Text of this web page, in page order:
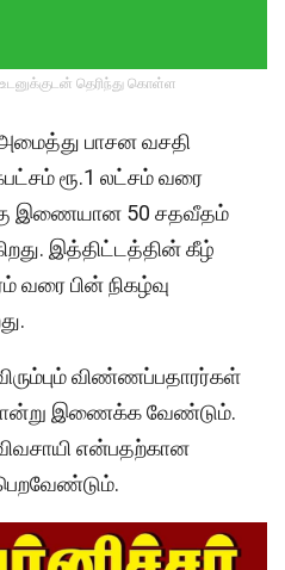
உடனுக்குடன் தெரிந்து கொள்ள
பாசன வசதி
ரூ.1 லட்சம் வரை
இணையான 50 சதவீதம்
இத்திட்டத்தின் கீழ்
வரை பின் நிகழ்வு
விண்ணப்பதாரர்கள்
சான்று இணைக்க வேண்டும்.
என்பதற்கான